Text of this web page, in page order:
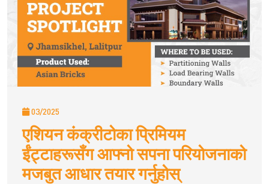
03/2025
एशियन कंक्रीटोका प्रिमियम
ईंट्टाहरूसँग आफ्नो सपना परियोजनाको
मजबुत आधार तयार गर्नुहोस्